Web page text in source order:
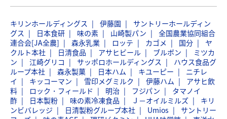
キリンホールディングス 伊藤園
サントリーホールディン
グス
日本食研 味の素 山崎製パン
全国農業協同組合
連合会[JA全農]
森永乳業 ロッテ カゴメ 国分
ヤ
クルト本社
日清食品 アサヒビール ブルボン
ミツカ
ン
江崎グリコ サッポロホールディングス
ハウス食品グ
ループ本社
森永製菓 日本ハム キユーピー
ニチレ
イ
キッコーマン 雪印メグミルク 伊藤ハム
アサヒ飲
料
ロック・フィールド 明治 フジパン
タマノイ
酢
日本製粉 味の素冷凍食品 Ｊ－オイルミルズ
キリ
ンビバレッジ
日清製粉グループ本社 Umios
サントリー